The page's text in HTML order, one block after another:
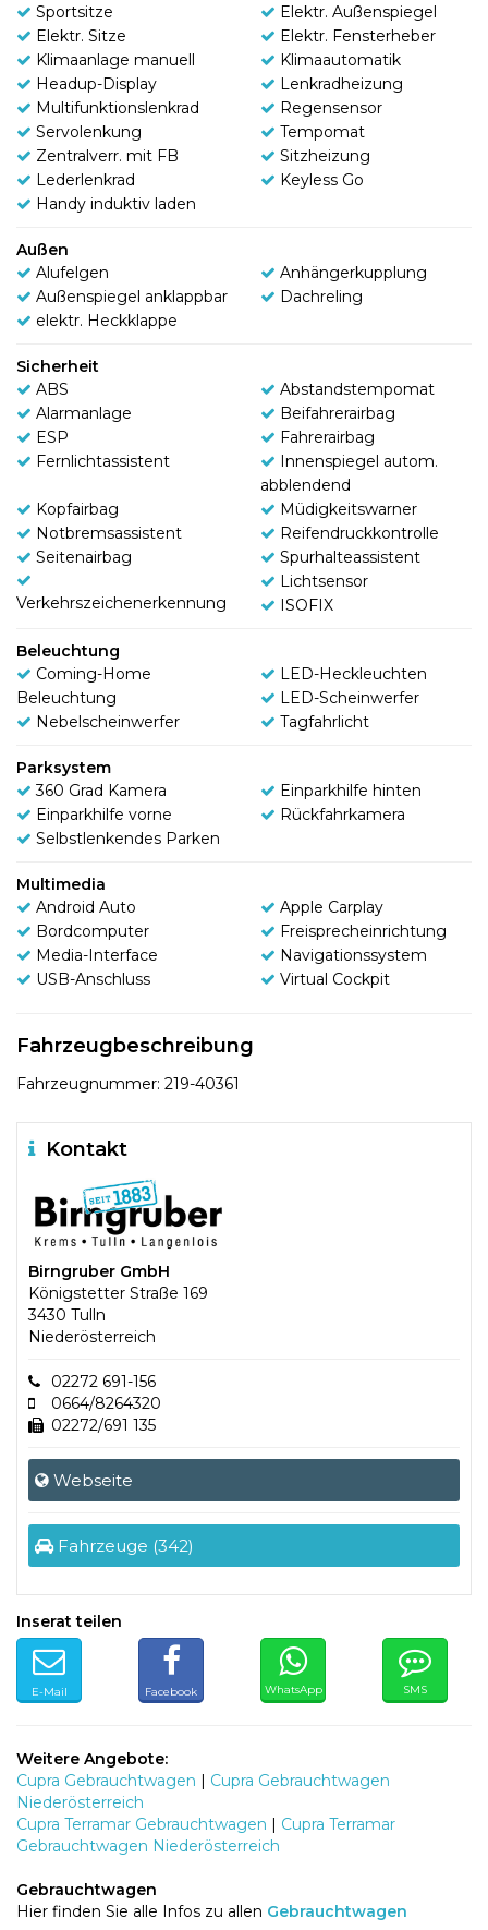
Sportsitze
Elektr. Außenspiegel
Elektr. Sitze
Elektr. Fensterheber
Klimaanlage manuell
Klimaautomatik
Headup-Display
Lenkradheizung
Multifunktionslenkrad
Regensensor
Servolenkung
Tempomat
Zentralverr. mit FB
Sitzheizung
Lederlenkrad
Keyless Go
Handy induktiv laden
Außen
Alufelgen
Anhängerkupplung
Außenspiegel anklappbar
Dachreling
elektr. Heckklappe
Sicherheit
ABS
Abstandstempomat
Alarmanlage
Beifahrerairbag
ESP
Fahrerairbag
Fernlichtassistent
Innenspiegel autom.
abblendend
Kopfairbag
Müdigkeitswarner
Notbremsassistent
Reifendruckkontrolle
Seitenairbag
Spurhalteassistent
Verkehrszeichenerkennung
Lichtsensor
ISOFIX
Beleuchtung
Coming-Home
Beleuchtung
LED-Heckleuchten
LED-Scheinwerfer
Nebelscheinwerfer
Tagfahrlicht
Parksystem
360 Grad Kamera
Einparkhilfe hinten
Einparkhilfe vorne
Rückfahrkamera
Selbstlenkendes Parken
Multimedia
Android Auto
Apple Carplay
Bordcomputer
Freisprecheinrichtung
Media-Interface
Navigationssystem
USB-Anschluss
Virtual Cockpit
Fahrzeugbeschreibung
Fahrzeugnummer: 219-40361
Kontakt
Birngruber GmbH
Königstetter Straße 169
3430 Tulln
Niederösterreich
02272 691-156
0664/8264320
02272/691 135
Webseite
Fahrzeuge (342)
Inserat teilen
E-Mail Facebook WhatsApp SMS
Weitere Angebote:
Cupra Gebrauchtwagen | Cupra Gebrauchtwagen
Niederösterreich
Cupra Terramar Gebrauchtwagen | Cupra Terramar
Gebrauchtwagen Niederösterreich
Gebrauchtwagen
Hier finden Sie alle Infos zu allen Gebrauchtwagen